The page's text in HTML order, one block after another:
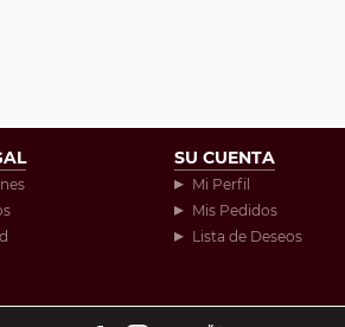
SU CUENTA
Mi Perfil
Mis Pedidos
Lista de Deseos